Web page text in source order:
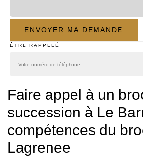
ÊTRE RAPPELÉ
Faire appel à un
succession à Le
compétences du
Lagrenee